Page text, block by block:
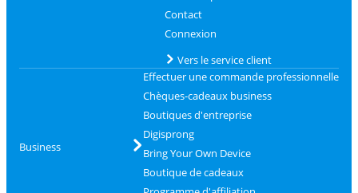
Contact
Connexion
Vers le service client
Business
Effectuer une commande professionnelle
Chèques-cadeaux business
Boutiques d'entreprise
Digisprong
Bring Your Own Device
Boutique de cadeaux